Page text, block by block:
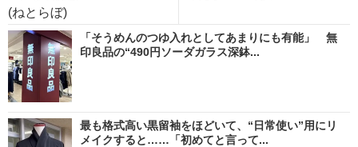
(ねとらぼ)
「そうめんのつゆ入れとしてあまりにも有能」 無
印良品の“490円ソーダガラス深鉢...
最も格式高い黒留袖をほどいて、“日常使い”用にリ
メイクすると……「初めてと言って...